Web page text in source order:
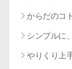
からだのコト
シンプルに
やりくり上